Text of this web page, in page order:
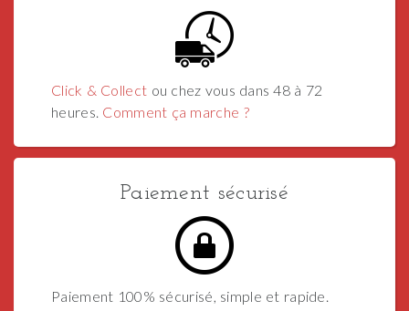
Click & Collect ou chez vous dans 48 à 72
heures. Comment ça marche ?
Paiement sécurisé
Paiement 100% sécurisé, simple et rapide.